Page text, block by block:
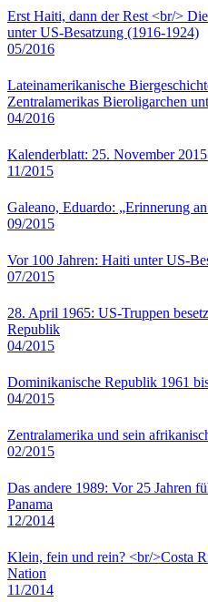
Erst Haiti, dann der Rest <br/>
unter US-Besatzung (1916-1924)
05/2016
Lateinamerikanische
Zentralamerikas Bieroligarchen
04/2016
Kalenderblatt: 25. November
11/2015
Galeano, Eduardo: „Erinnerung
09/2015
Vor 100 Jahren: Haiti unter US-
07/2015
28. April 1965: US-Truppen
Republik
04/2015
Dominikanische Republik 1961
04/2015
Zentralamerika und sein
02/2015
Das andere 1989: Vor 25 Jahren
Panama
12/2014
Klein, fein und rein? <br/>Costa
Nation
11/2014